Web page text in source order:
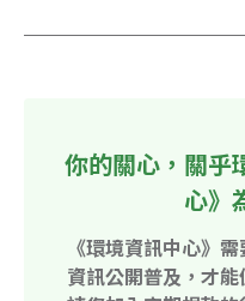
你的關心，關
心》
《環境資訊中心》
資訊公開普及，才